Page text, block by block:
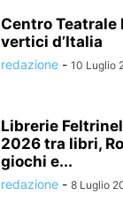
Centro Teatrale
vertici d’Italia
redazione - 10 Luglio
Librerie
2026 tra libri,
giochi e...
redazione - 8 Luglio